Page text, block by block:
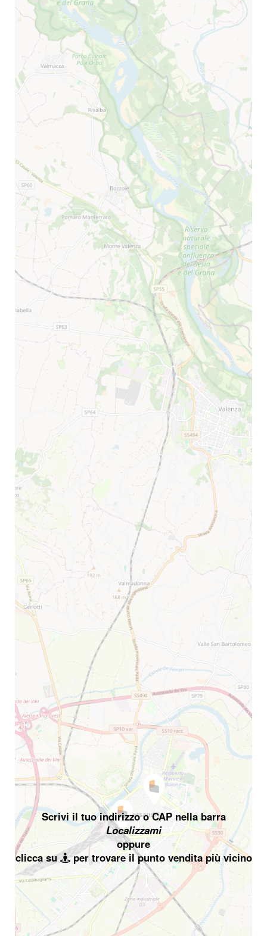
Scrivi il tuo indirizzo o CAP nella barra
Localizzami
oppure
clicca su
per trovare il punto vendita più vicino